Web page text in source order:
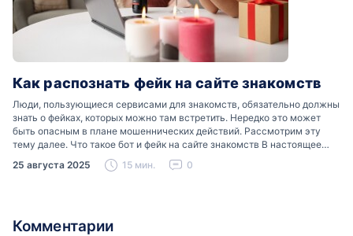
Как распознать фейк на сайте знакомств
Люди, пользующиеся сервисами для знакомств, обязательно должны
знать о фейках, которых можно там встретить. Нередко это может
быть опасным в плане мошеннических действий. Рассмотрим эту
тему далее. Что такое бот и фейк на сайте знакомств В настоящее
время можно встретить свою…
25 августа 2025 15 мин. 0
Комментарии